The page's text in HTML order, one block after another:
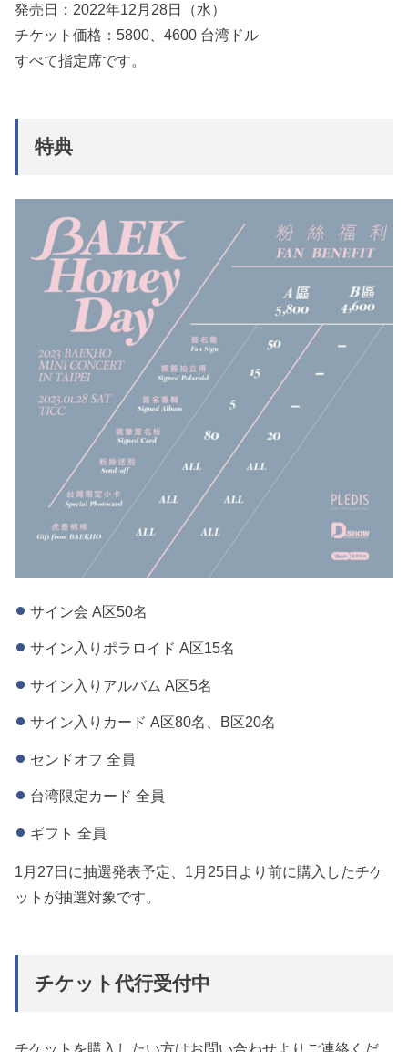
発売日：2022年12月28日（水）
チケット価格：5800、4600 台湾ドル
すべて指定席です。
特典
サイン会 A区50名
サイン入りポラロイド A区15名
サイン入りアルバム A区5名
サイン入りカード A区80名、B区20名
センドオフ 全員
台湾限定カード 全員
ギフト 全員
1月27日に抽選発表予定、1月25日より前に購入したチケ
ットが抽選対象です。
チケット代行受付中
チケットを購入したい方はお問い合わせよりご連絡くだ